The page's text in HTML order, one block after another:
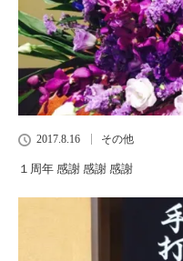
2017.8.16 その他
１周年 感謝 感謝 感謝